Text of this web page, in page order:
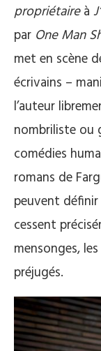
propriétaireà
par One Man
met en scène
écrivains –
l’auteur
nombriliste ou
comédies
romans de
peuvent définir
cessent
mensonges,
préjugés.